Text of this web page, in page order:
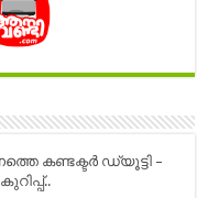
കണ്ടക്ടർ ഡ്യൂട്ടി –